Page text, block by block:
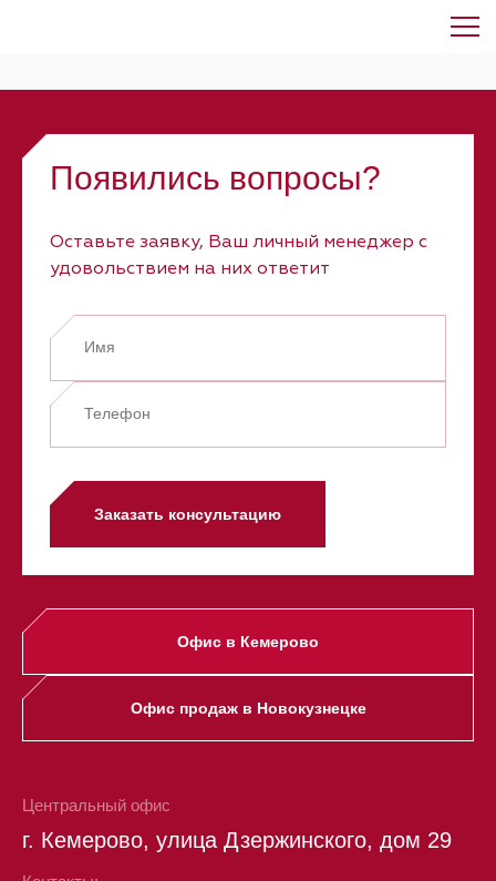
Появились вопросы?
Оставьте заявку, Ваш личный менеджер с
удовольствием на них ответит
Заказать консультацию
Офис в Кемерово
Офис продаж в Новокузнецке
Центральный офис
г. Кемерово, улица Дзержинского, дом 29